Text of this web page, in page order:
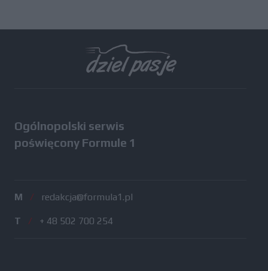
Ogólnopolski serwis
poświęcony Formule 1
M / redakcja@formula1.pl
T / + 48 502 700 254